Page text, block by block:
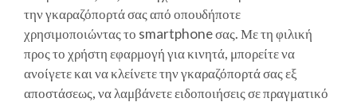
την γκαραζόπορτά σας από οπουδήποτε
χρησιμοποιώντας το smartphone σας. Με τη φιλική
προς το χρήστη εφαρμογή για κινητά, μπορείτε να
ανοίγετε και να κλείνετε την γκαραζόπορτά σας εξ
αποστάσεως, να λαμβάνετε ειδοποιήσεις σε πραγματικό